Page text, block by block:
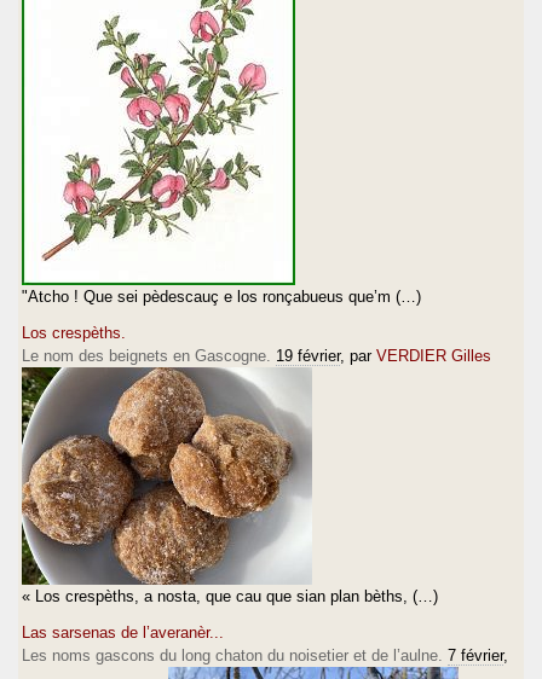
"Atcho ! Que sei pèdescauç e los ronçabueus que’m (…)
Los crespèths.
Le nom des beignets en Gascogne. 19 février, par VERDIER Gilles
« Los crespèths, a nosta, que cau que sian plan bèths, (…)
Las sarsenas de l’averanèr...
Les noms gascons du long chaton du noisetier et de l’aulne. 7 février,